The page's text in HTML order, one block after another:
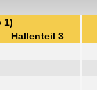
1)
Hallenteil 3